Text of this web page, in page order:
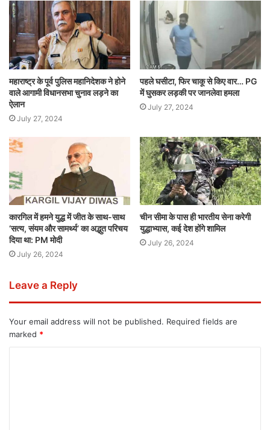
महाराष्ट्र के पूर्व पुलिस महानिदेशक ने होने
वाले आगामी विधानसभा चुनाव लड़ने का
ऐलान
July 27, 2024
पहले घसीटा, फिर चाकू से किए वार… PG
में घुसकर लड़की पर जानलेवा हमला
July 27, 2024
कारगिल में हमने युद्ध में जीत के साथ-साथ
‘सत्य, संयम और सामर्थ्य’ का अद्भुत परिचय
दिया था: PM मोदी
July 26, 2024
चीन सीमा के पास ही भारतीय सेना करेगी
युद्धाभ्यास, कई देश होंगे शामिल
July 26, 2024
Leave a Reply
Your email address will not be published. Required fields are
marked *